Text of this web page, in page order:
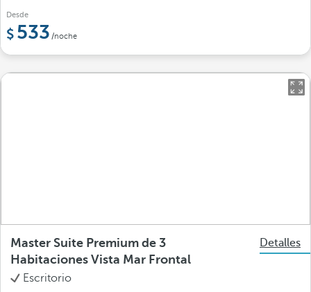
Desde
533 /noche
Master Suite Premium de 3
Habitaciones Vista Mar Frontal
Detalles
Escritorio